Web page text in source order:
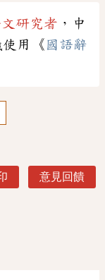
研究者 ，中
用《 國語辭
意見回饋